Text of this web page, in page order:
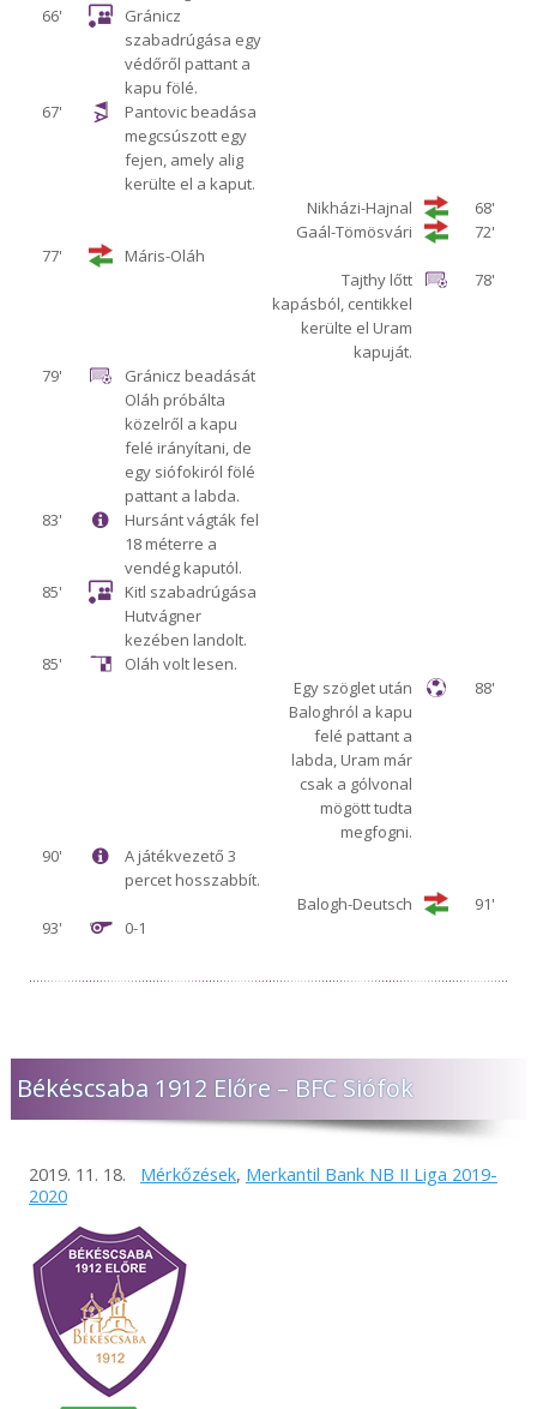
66'
Gránicz
szabadrúgása egy
védőről pattant a
kapu fölé.
67'
Pantovic beadása
megcsúszott egy
fejen, amely alig
kerülte el a kaput.
68'
Nikházi-Hajnal
72'
Gaál-Tömösvári
77'
Máris-Oláh
78'
Tajthy lőtt
kapásból, centikkel
kerülte el Uram
kapuját.
79'
Gránicz beadását
Oláh próbálta
közelről a kapu
felé irányítani, de
egy siófokiról fölé
pattant a labda.
83'
Hursánt vágták fel
18 méterre a
vendég kaputól.
85'
Kitl szabadrúgása
Hutvágner
kezében landolt.
85'
Oláh volt lesen.
88'
Egy szöglet után
Baloghról a kapu
felé pattant a
labda, Uram már
csak a gólvonal
mögött tudta
megfogni.
90'
A játékvezető 3
percet hosszabbít.
91'
Balogh-Deutsch
93'
0-1
Békéscsaba 1912 Előre – BFC Siófok
2019. 11. 18. Mérkőzések, Merkantil Bank NB II Liga 2019-
2020